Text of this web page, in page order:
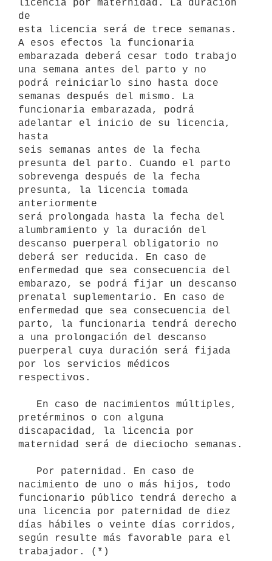
licencia por maternidad. La duración
de
esta licencia será de trece semanas.
A esos efectos la funcionaria
embarazada deberá cesar todo trabajo
una semana antes del parto y no
podrá reiniciarlo sino hasta doce
semanas después del mismo. La
funcionaria embarazada, podrá
adelantar el inicio de su licencia,
hasta
seis semanas antes de la fecha
presunta del parto. Cuando el parto
sobrevenga después de la fecha
presunta, la licencia tomada
anteriormente
será prolongada hasta la fecha del
alumbramiento y la duración del
descanso puerperal obligatorio no
deberá ser reducida. En caso de
enfermedad que sea consecuencia del
embarazo, se podrá fijar un descanso
prenatal suplementario. En caso de
enfermedad que sea consecuencia del
parto, la funcionaria tendrá derecho
a una prolongación del descanso
puerperal cuya duración será fijada
por los servicios médicos
respectivos.
pretérminos o con alguna
discapacidad, la licencia por
maternidad será de dieciocho semanas.
nacimiento de uno o más hijos, todo
funcionario público tendrá derecho a
una licencia por paternidad de diez
días hábiles o veinte días corridos,
según resulte más favorable para el
trabajador. (*)